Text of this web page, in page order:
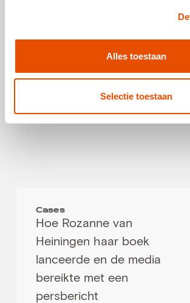
Alles toestaan
Selectie toestaan
en begeleiding, een evenement snel
Cases
Hoe Rozanne van
Heiningen haar boek
lanceerde en de media
bereikte met een
persbericht